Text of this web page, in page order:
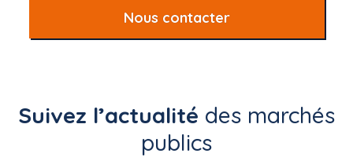
Nous contacter
Suivez l’actualité des marchés
publics